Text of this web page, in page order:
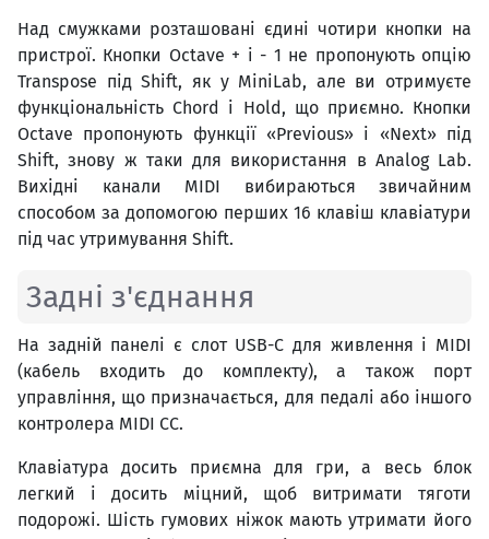
Над смужками розташовані єдині чотири кнопки на
пристрої. Кнопки Octave + і - 1 не пропонують опцію
Transpose під Shift, як у MiniLab, але ви отримуєте
функціональність Chord і Hold, що приємно. Кнопки
Octave пропонують функції «Previous» і «Next» під
Shift, знову ж таки для використання в Analog Lab.
Вихідні канали MIDI вибираються звичайним
способом за допомогою перших 16 клавіш клавіатури
під час утримування Shift.
Задні з'єднання
На задній панелі є слот USB-C для живлення і MIDI
(кабель входить до комплекту), а також порт
управління, що призначається, для педалі або іншого
контролера MIDI CC.
Клавіатура досить приємна для гри, а весь блок
легкий і досить міцний, щоб витримати тяготи
подорожі. Шість гумових ніжок мають утримати його